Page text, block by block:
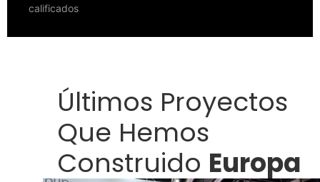
calificados
Últimos Proyectos
Que Hemos
Construido Europa